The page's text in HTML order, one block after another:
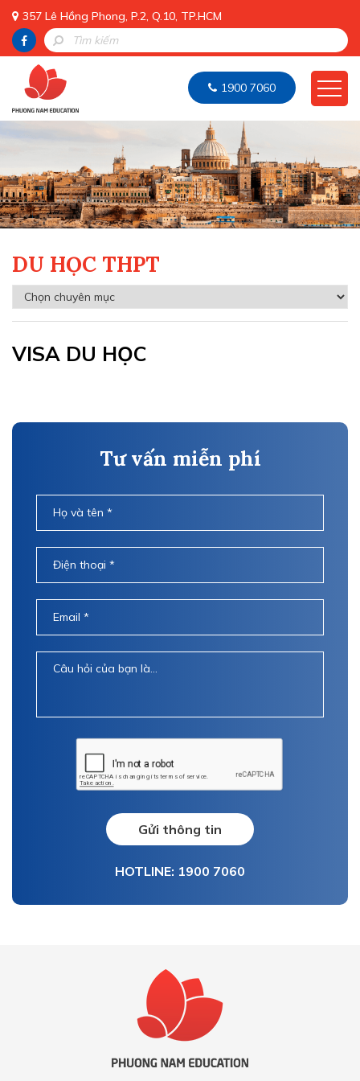
357 Lê Hồng Phong, P.2, Q.10, TP.HCM
1900 7060
DU HỌC THPT
VISA DU HỌC
Tư vấn miễn phí
Gửi thông tin
HOTLINE: 1900 7060